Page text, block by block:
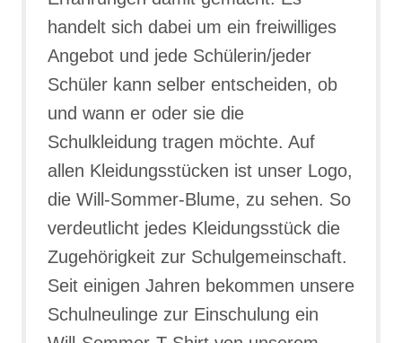
handelt sich dabei um ein freiwilliges
Angebot und jede Schülerin/jeder
Schüler kann selber entscheiden, ob
und wann er oder sie die
Schulkleidung tragen möchte. Auf
allen Kleidungsstücken ist unser Logo,
die Will-Sommer-Blume, zu sehen. So
verdeutlicht jedes Kleidungsstück die
Zugehörigkeit zur Schulgemeinschaft.
Seit einigen Jahren bekommen unsere
Schulneulinge zur Einschulung ein